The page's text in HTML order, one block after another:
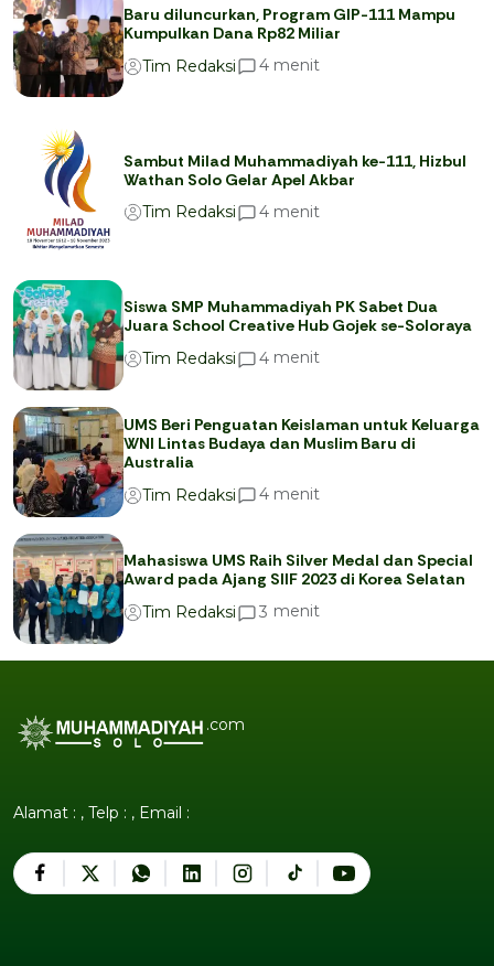
Baru diluncurkan, Program GIP-111 Mampu
Kumpulkan Dana Rp82 Miliar
Tim Redaksi
4 menit
Sambut Milad Muhammadiyah ke-111, Hizbul
Wathan Solo Gelar Apel Akbar
Tim Redaksi
4 menit
Siswa SMP Muhammadiyah PK Sabet Dua
Juara School Creative Hub Gojek se-Soloraya
Tim Redaksi
4 menit
UMS Beri Penguatan Keislaman untuk Keluarga
WNI Lintas Budaya dan Muslim Baru di
Australia
Tim Redaksi
4 menit
Mahasiswa UMS Raih Silver Medal dan Special
Award pada Ajang SIIF 2023 di Korea Selatan
Tim Redaksi
3 menit
.com
Alamat : , Telp : , Email :